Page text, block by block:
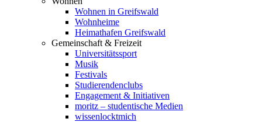
Wohnen in Greifswald
Wohnheime
Heimathafen Greifswald
Gemeinschaft & Freizeit
Universitätssport
Musik
Festivals
Studierendenclubs
Engagement & Initiativen
moritz – studentische Medien
wissenlocktmich